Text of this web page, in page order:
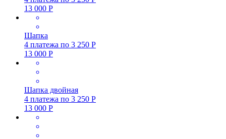
13 000 Р
Шапка
4 платежа по 3 250 Р
13 000 Р
Шапка двойная
4 платежа по 3 250 Р
13 000 Р